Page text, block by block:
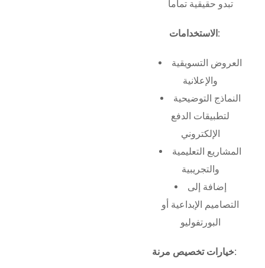
تبدو حقيقية تماماً
الاستخدامات:
العروض التسويقية
والإعلانية
النماذج التوضيحية
لتطبيقات الدفع
الإلكتروني
المشاريع التعليمية
والتجريبية
إضافة إلى
التصاميم الإبداعية أو
البورتفوليو
خيارات تخصيص مرنة: